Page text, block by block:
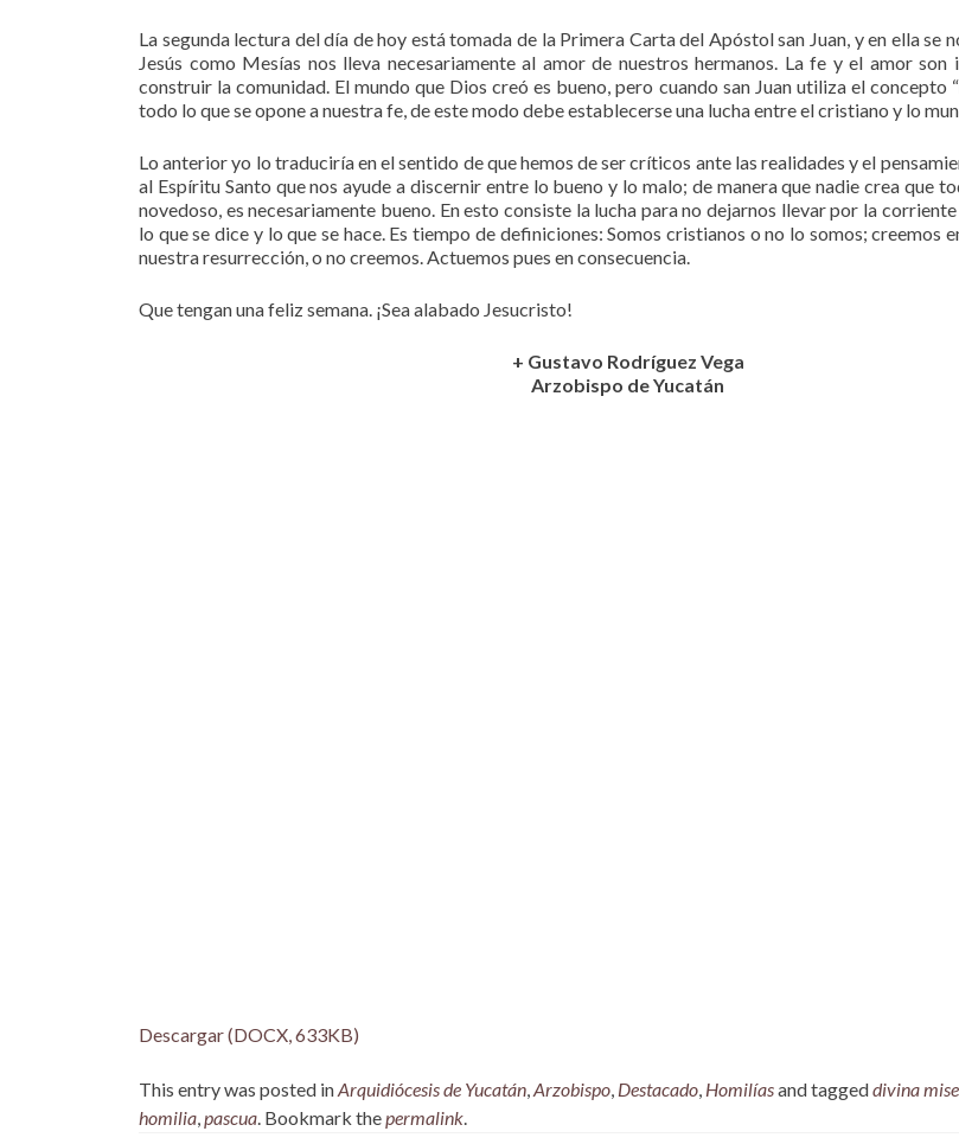
La segunda lectura del día de hoy está tomada de la Primera Carta del Apóstol san Juan, y en ella se
Jesús como Mesías nos lleva necesariamente al amor de nuestros hermanos. La fe y el amor son
construir la comunidad. El mundo que Dios creó es bueno, pero cuando san Juan utiliza el concepto
todo lo que se opone a nuestra fe, de este modo debe establecerse una lucha entre el cristiano y lo
Lo anterior yo lo traduciría en el sentido de que hemos de ser críticos ante las realidades y el
al Espíritu Santo que nos ayude a discernir entre lo bueno y lo malo; de manera que nadie crea que
novedoso, es necesariamente bueno. En esto consiste la lucha para no dejarnos llevar por la corriente
lo que se dice y lo que se hace. Es tiempo de definiciones: Somos cristianos o no lo somos; creemos
nuestra resurrección, o no creemos. Actuemos pues en consecuencia.
Que tengan una feliz semana. ¡Sea alabado Jesucristo!
+ Gustavo Rodríguez Vega
Arzobispo de Yucatán
Descargar (DOCX, 633KB)
This entry was posted inArquidiócesis de Yucatán,Arzobispo, Destacado, Homilíasand taggeddivina
homilia,pascua. Bookmark thepermalink.